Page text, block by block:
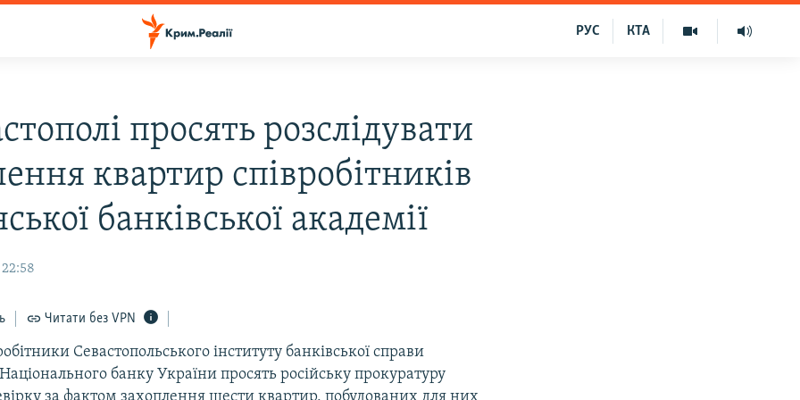
КТА
РУС
просять розслідувати
квартир співробітників
банківської академії
Читати без VPN
Севастопольського інституту банківської справи
банку України просять російську прокуратуру